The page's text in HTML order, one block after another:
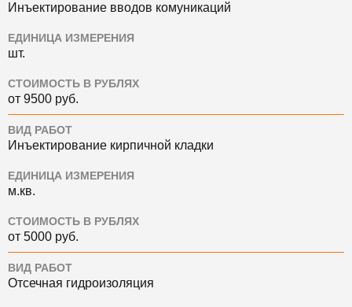
Инъектирование вводов комуникаций
ЕДИНИЦА ИЗМЕРЕНИЯ
шт.
СТОИМОСТЬ В РУБЛЯХ
от 9500 руб.
ВИД РАБОТ
Инъектирование кирпичной кладки
ЕДИНИЦА ИЗМЕРЕНИЯ
м.кв.
СТОИМОСТЬ В РУБЛЯХ
от 5000 руб.
ВИД РАБОТ
Отсечная гидроизоляция